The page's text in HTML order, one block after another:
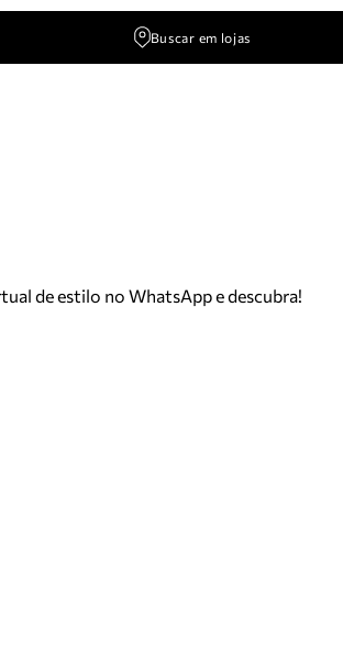
Buscar em lojas
de estilo no WhatsApp e descubra!